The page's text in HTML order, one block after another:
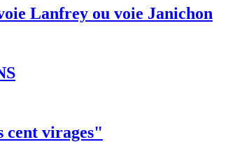
Lanfrey ou voie Janichon
cent virages"